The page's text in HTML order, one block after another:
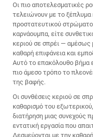
Οι πιο αποτελεσματικές
τελειώνουν με το
προστατευτικού
καρνάουμπα, είτε
κεριού σε σπρέι — αμέσως
καθαρή επιφάνεια και
Αυτό το επακόλουθο βήμα
πιο άμεσο τρόπο το
της βαφής.
Οι συνθέσεις κεριού σε
καθαρισμό του εξωτερικού,
διατήρηση μιας συνεχούς
εντατική εργασία που
Δεσμεύονται με την